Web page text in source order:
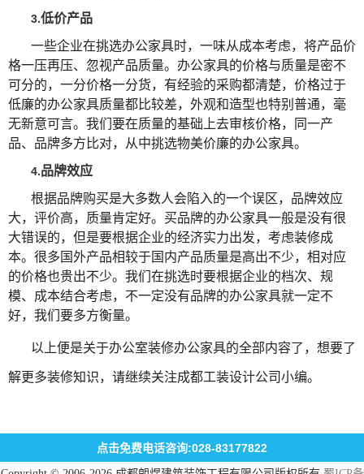
3.低价产品
一些企业在挑选办公家具时，一味从成本考虑，将产品价
格一压再压、忽视产品质量。办公家具的价格与质量是密不
可分的，一分价格一分货，有经验的采购都清楚，价格过于
低廉的办公家具质量都比较差，外观和造型也特别普通，毫
无新意可言。我们要在质量的基础上去审核价格，同一产
品、品牌多方比对，从中挑选物美价廉的办公家具。
4.品牌效应
根据品牌购买是大多数人会陷入的一个误区，品牌效应
大，评价高，质量肯定好。买品牌的办公家具一般是没有很
大错误的，但是要根据企业的经济实力出发，考虑装修成
本。很多国外产品相较于国内产品质量是高出不少，相对应
的价格也贵出不少。我们在挑选时要根据企业的档次、规
模、成本结合考虑，不一定没有品牌的办公家具就一定不
好，我们要多方衡量。
以上便是关于办公室装修办公家具的全部内容了，想要了
解更多装修知识，请继续关注成都工装设计公司小编。
点击免费电话咨询:028-83177822